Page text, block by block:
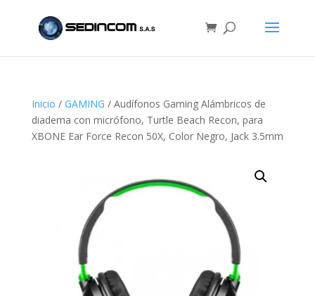
Inicio / GAMING / Audífonos Gaming Alámbricos de
diadema con micrófono, Turtle Beach Recon, para
XBONE Ear Force Recon 50X, Color Negro, Jack 3.5mm